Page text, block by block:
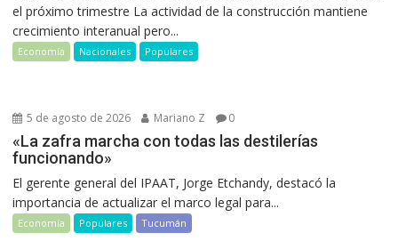
el próximo trimestre La actividad de la construcción mantiene
crecimiento interanual pero...
Economía Nacionales Populares
5 de agosto de 2026 Mariano Z 0
«La zafra marcha con todas las destilerías
funcionando»
El gerente general del IPAAT, Jorge Etchandy, destacó la
importancia de actualizar el marco legal para...
Economía Populares Tucumán